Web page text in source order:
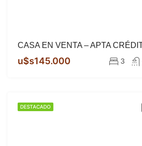
CASA EN VENTA – APTA
u$s145.000 3
DESTACADO